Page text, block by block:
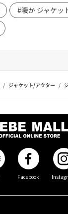
#暖か ジャケッ
ジャケット/アウター
Facebook